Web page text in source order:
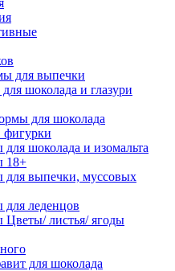
для выпечки
шоколада и глазури
для шоколада
шоколада и изомальта
18+
выпечки, муссовых
леденцов
листья/ ягоды
для шоколада